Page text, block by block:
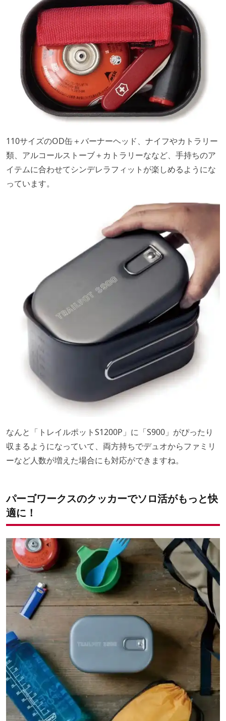
110サイズのOD缶＋バーナーヘッド、ナイフやカトラリー
類、アルコールストーブ＋カトラリーななど、手持ちのア
イテムに合わせてシンデレラフィットが楽しめるようにな
っています。
なんと「トレイルポットS1200P」に「S900」がぴったり
収まるようになっていて、両方持ちでデュオからファミリ
ーなど人数が増えた場合にも対応ができますね。
パーゴワークスのクッカーでソロ活がもっと快
適に！